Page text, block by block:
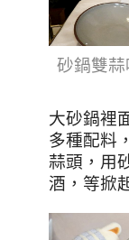
砂鍋雙
大砂鍋裡
多種配料
蒜頭，用
酒，等掀